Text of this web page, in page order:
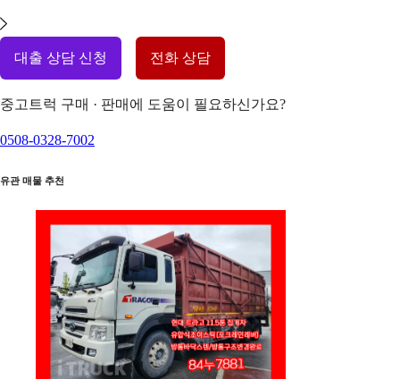
대출 상담 신청 전화 상담
중고트럭 구매 · 판매에 도움이 필요하신가요?
0508-0328-7002
유관 매물 추천